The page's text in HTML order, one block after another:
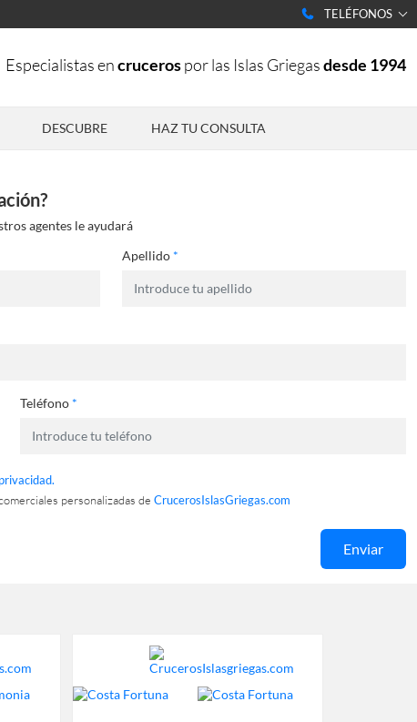
TELÉFONOS
Especialistas encrucerospor las Islas Griegasdesde 1994
DESCUBRE HAZ TU CONSULTA
agentes le ayudará
Apellido *
Teléfono *
personalizadas de CrucerosIslasGriegas.com
Enviar